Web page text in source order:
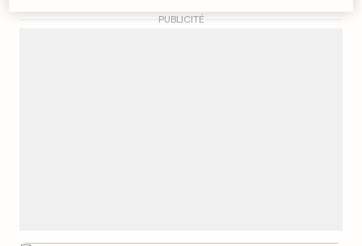
PUBLICITÉ